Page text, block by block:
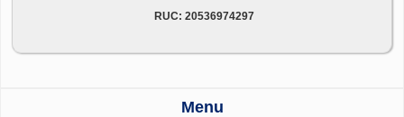
RUC: 20536974297
Menu